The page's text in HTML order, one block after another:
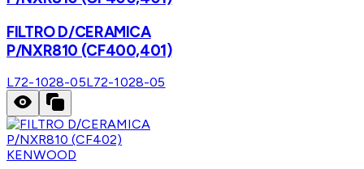
FILTRO D/CERAMICA
P/NXR810 (CF400,401)
L72-1028-05L72-1028-05
KENWOOD